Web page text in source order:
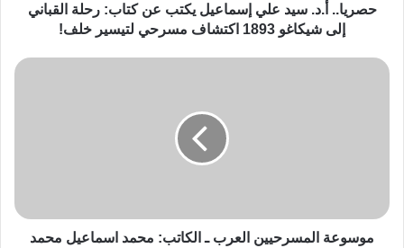
حصريا.. أ.د. سيد علي إسماعيل يكتب عن كتاب: رحلة القباني
إلى شيكاغو 1893 اكتشاف مسرحي لتيسير خلف!
موسوعة المسرحيين العرب ـ الكاتب: محمد اسماعيل محمد